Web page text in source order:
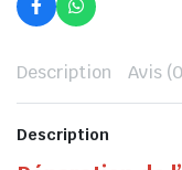
Description Avis
Description